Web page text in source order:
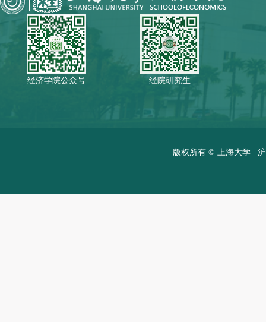
经济学院公众号 经院研究生
版权所有 © 上海大学